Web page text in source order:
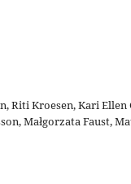
Riti Kroesen, Kari
Małgorzata Faust,